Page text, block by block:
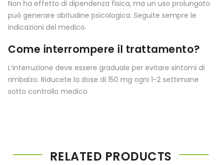
Non ha effetto di dipendenza fisica, ma un uso prolungato
può generare abitudine psicologica. Seguite sempre le
indicazioni del medico.
Come interrompere il trattamento?
L’interruzione deve essere graduale per evitare sintomi di
rimbalzo. Riducete la dose di 150 mg ogni 1-2 settimane
sotto controllo medico.
RELATED PRODUCTS